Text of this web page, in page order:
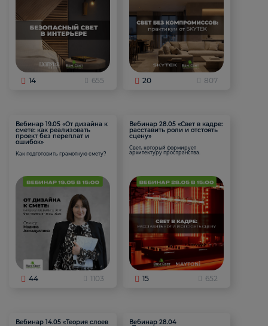
14 655 20 807
Вебинар 19.05 «От дизайна к
смете: как реализовать
проект без переплат и
ошибок»
Как подготовить грамотную смету?
44 1103
Вебинар 28.05 «Свет в кадре:
расставить роли и отстоять
сцену»
Свет, который формирует
архитектуру пространства.
15 652
Вебинар 14.05 «Теория слоев Вебинар 28.04